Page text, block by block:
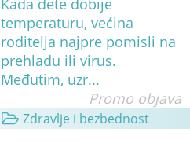
Kada dete dobije
temperaturu, većina
roditelja najpre pomisli na
prehladu ili virus.
Međutim, uzr...
Promo objava
Zdravlje i bezbednost